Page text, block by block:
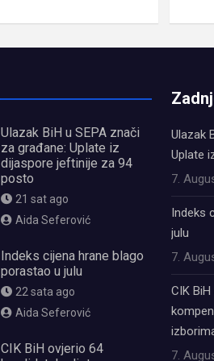
Ulazak BiH u SEPA znači
za građane: Uplate iz
dijaspore jeftinije za 94
posto
21 sat ago
Aida Seferović
Indeks cijena hrane blago
porastao u julu
22 sata ago
Aida Seferović
CIK BiH ovjerio 64
Ulazak
Uplate
7.
Indeks
julu
7.
CIK
7.